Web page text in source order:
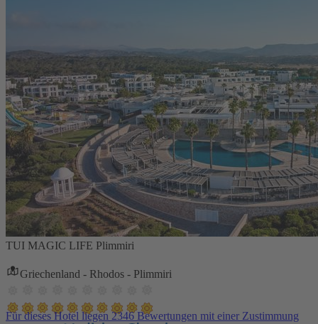
TUI MAGIC LIFE Plimmiri
Griechenland - Rhodos - Plimmiri
Für dieses Hotel liegen 2346 Bewertungen mit einer Zustimmung